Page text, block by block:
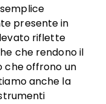
presente in
riflette
che rendono il
che offrono un
anche la